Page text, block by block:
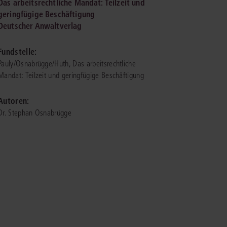
AKADEMIE
und zertifiziert: Online-
für Fachanwälte
Fachgebieten.
mehr erfahren
arbeitsrechtliche Mandat: Teilzeit und
Beschäftigung
Anwaltverlag
Osnabrügge/Huth, Das arbeitsrechtliche
Teilzeit und geringfügige Beschäftigung
Stephan Osnabrügge